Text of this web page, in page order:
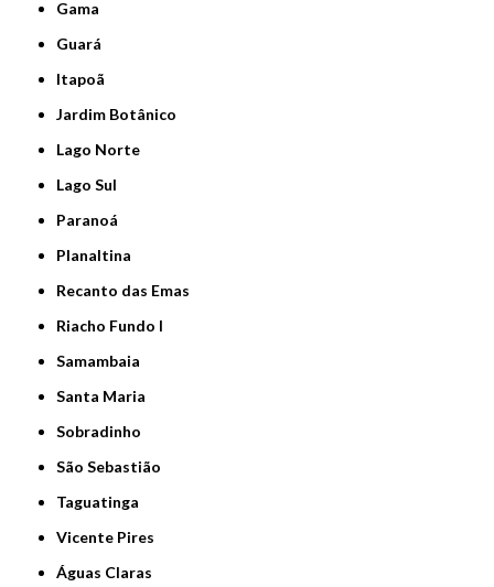
Gama
Guará
Itapoã
Jardim Botânico
Lago Norte
Lago Sul
Paranoá
Planaltina
Recanto das Emas
Riacho Fundo I
Samambaia
Santa Maria
Sobradinho
São Sebastião
Taguatinga
Vicente Pires
Águas Claras